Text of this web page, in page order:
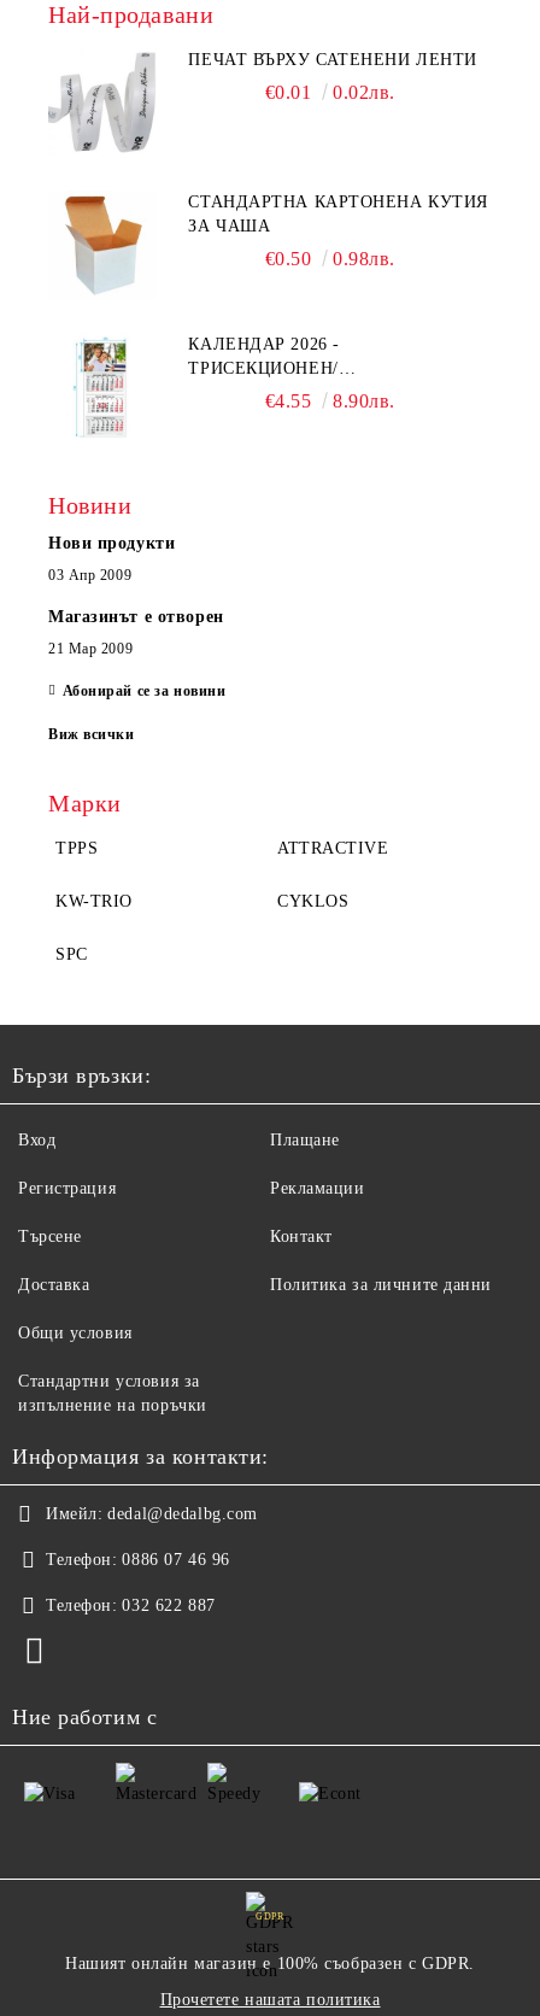
Най-продавани
ПЕЧАТ ВЪРХУ САТЕНЕНИ ЛЕНТИ
€0.01 0.02лв.
СТАНДАРТНА КАРТОНЕНА КУТИЯ
ЗА ЧАША
€0.50 0.98лв.
КАЛЕНДАР 2026 -
ТРИСЕКЦИОНЕН/
ЕДНОСЕКЦИОНЕН
€4.55 8.90лв.
Новини
Нови продукти
03 Апр 2009
Магазинът е отворен
21 Мар 2009
Абонирай се за новини
Виж всички
Марки
TPPS ATTRACTIVE
KW-TRIO CYKLOS
SPC
Бързи връзки:
Вход
Регистрация
Търсене
Доставка
Плащане
Рекламации
Контакт
Политика за личните данни
Общи условия
Стандартни условия за
изпълнение на поръчки
Информация за контакти:
Имейл: dedal@dedalbg.com
Телефон: 0886 07 46 96
Телефон: 032 622 887
Ние работим с
GDPR
Нашият онлайн магазин е 100% съобразен с GDPR.
Прочетете нашата политика